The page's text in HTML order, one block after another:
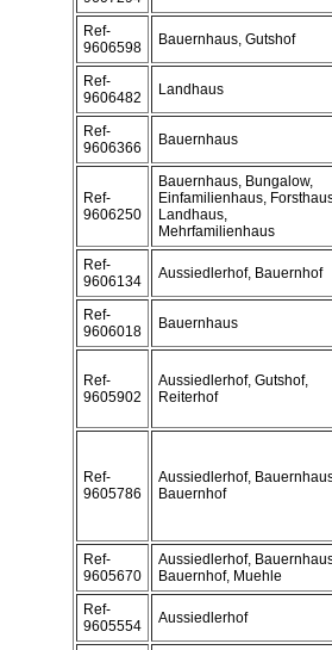
Ref-
9606598
Bauernhaus, Gutshof
Ref-
9606482
Landhaus
Ref-
9606366
Bauernhaus
Ref-
9606250
Bauernhaus, Bungalow,
Einfamilienhaus,
Landhaus,
Mehrfamilienhaus
Ref-
9606134
Aussiedlerhof, Bauernhof
Ref-
9606018
Bauernhaus
Ref-
9605902
Aussiedlerhof, Gutshof,
Reiterhof
Ref-
9605786
Aussiedlerhof,
Bauernhof
Ref-
9605670
Aussiedlerhof,
Bauernhof, Muehle
Ref-
9605554
Aussiedlerhof